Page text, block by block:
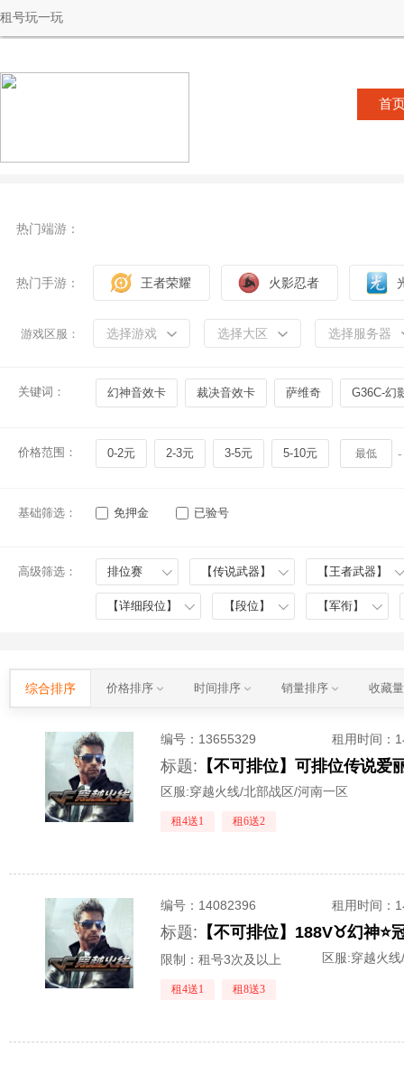
租号玩一玩
首
热门端游：
热门手游： 王者荣耀 火影忍者
游戏区服： 选择游戏 选择大区 选择服务器
关键词： 幻神音效卡 裁决音效卡 萨维奇 G36C-幻
价格范围： 0-2元 2-3元 3-5元 5-10元 -
基础筛选： 免押金 已验号
高级筛选： 排位赛 【传说武器】 【王者武器】
【详细段位】 【段位】 【军衔】
综合排序 价格排序 时间排序 销量排序 收藏
编号： 13655329 租用时间 ：
标题:
区服:穿越火线/北部战区/河南一区
租4送1 租6送2
编号： 14082396 租用时间 ：
标题:
限制：租号3次及以上 区服:穿越火
租4送1 租8送3